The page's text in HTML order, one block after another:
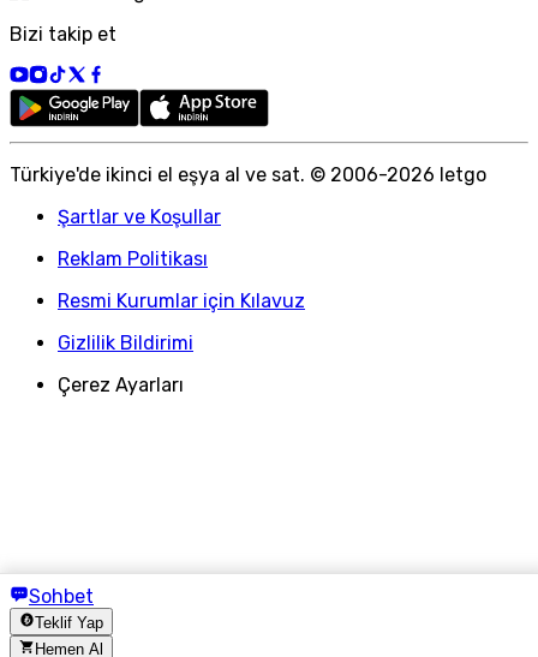
Sohbet
Teklif Yap
Hemen Al
Bizi takip et
Türkiye'de ikinci el eşya al ve sat. © 2006-2026 letgo
Şartlar ve Koşullar
Reklam Politikası
Resmi Kurumlar için Kılavuz
Gizlilik Bildirimi
Çerez Ayarları